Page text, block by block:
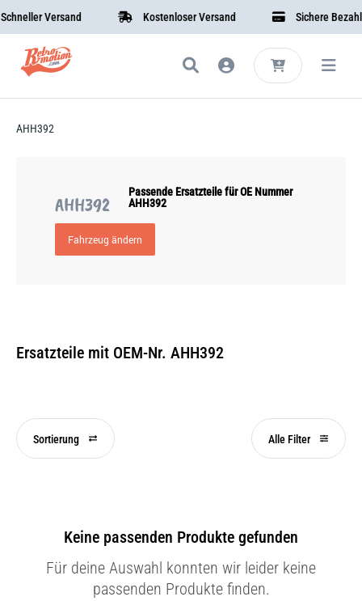
Versand Kostenloser Versand Sichere
AHH392
AHH392
Passende Ersatzteile für OE Nummer
AHH392
Fahrzeug ändern
Ersatzteile mit OEM-Nr. AHH392
Sortierung Alle Filter
Keine passenden Produkte gefunden
Für deine Auswahl konnten wir leider keine
passenden Produkte finden.